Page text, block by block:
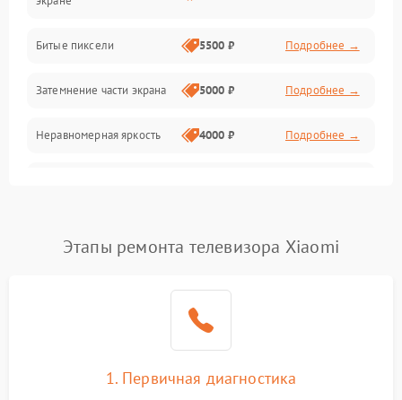
Механические повреждения
Программное обеспечение
Сеть и подключения
Битые пиксели 5500 ₽ Подробнее →
Затемнение части экрана 5000 ₽ Подробнее →
Неравномерная яркость 4000 ₽ Подробнее →
Этапы ремонта телевизора Xiaomi
1. Первичная диагностика